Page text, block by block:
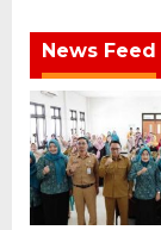
News Feed